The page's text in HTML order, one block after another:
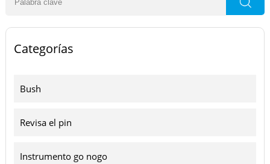
Categorías
Bush
Revisa el pin
Instrumento go nogo